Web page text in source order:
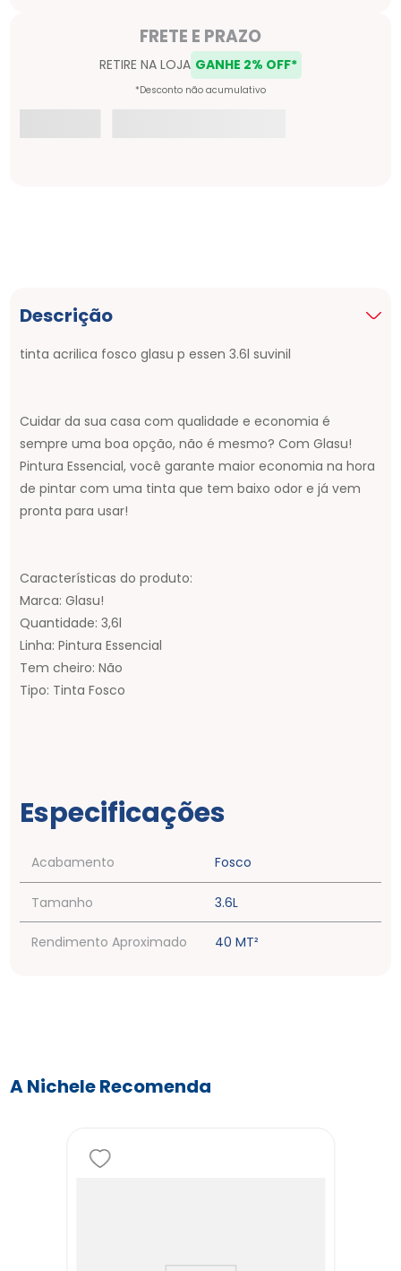
R$ 3,55
Lixa Massa N080 Norton - 78072743117
Fita Crepe Uso Geral 18mmx50m Norton
Rolo Espuma 4065 5cm Atlas - 4065
R$5,34
00
R$ 16
Descrição
tinta acrilica fosco glasu p essen 3.6l suvinil
Cuidar da sua casa com qualidade e economia é
sempre uma boa opção, não é mesmo? Com Glasu!
Pintura Essencial, você garante maior economia na hora
de pintar com uma tinta que tem baixo odor e já vem
pronta para usar!
Características do produto:
Marca: Glasu!
Quantidade: 3,6l
Linha: Pintura Essencial
Tem cheiro: Não
Tipo: Tinta Fosco
Especificações
Acabamento Fosco
Tamanho 3.6L
Rendimento Aproximado 40 MT²
A Nichele Recomenda